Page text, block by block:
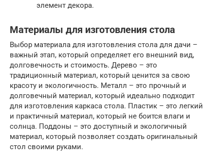
элемент декора.
Материалы для изготовления стола
Выбор материала для изготовления стола для дачи –
важный этап, который определяет его внешний вид,
долговечность и стоимость. Дерево – это
традиционный материал, который ценится за свою
красоту и экологичность. Металл – это прочный и
долговечный материал, который идеально подходит
для изготовления каркаса стола. Пластик – это легкий
и практичный материал, который не боится влаги и
солнца. Поддоны – это доступный и экологичный
материал, который позволяет создать оригинальный
стол своими руками.